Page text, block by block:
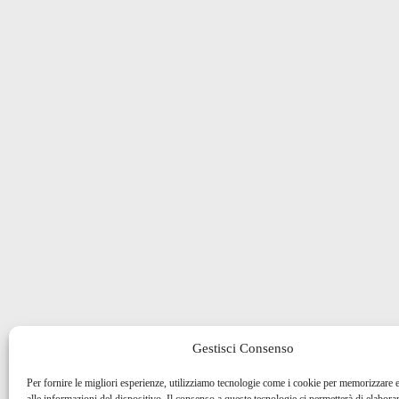
Gestisci Consenso
Per fornire le migliori esperienze, utilizziamo tecnologie come i cookie per memorizzare